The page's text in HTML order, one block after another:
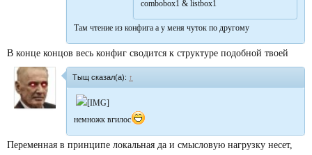
combobox1 & listbox1
Там чтение из конфига а у меня чуток по другому
В конце концов весь конфиг сводится к структуре подобной твоей
Тыщ сказал(а): ↑
немножк вгилос
Переменная в принципе локальная да и смысловую нагрузку несет,